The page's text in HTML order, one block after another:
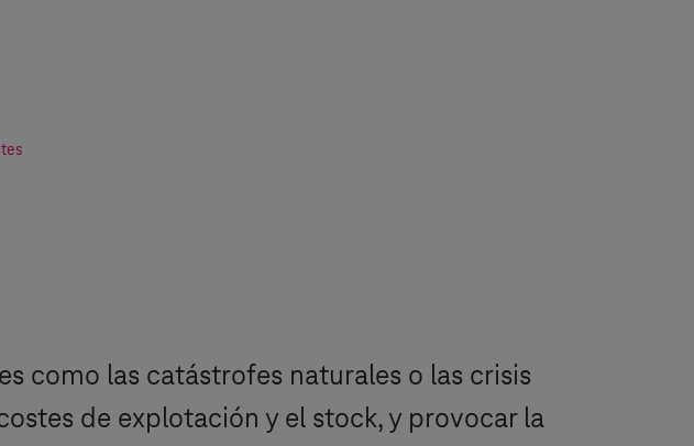
como las catástrofes naturales o las crisis
de explotación y el stock, y provocar la